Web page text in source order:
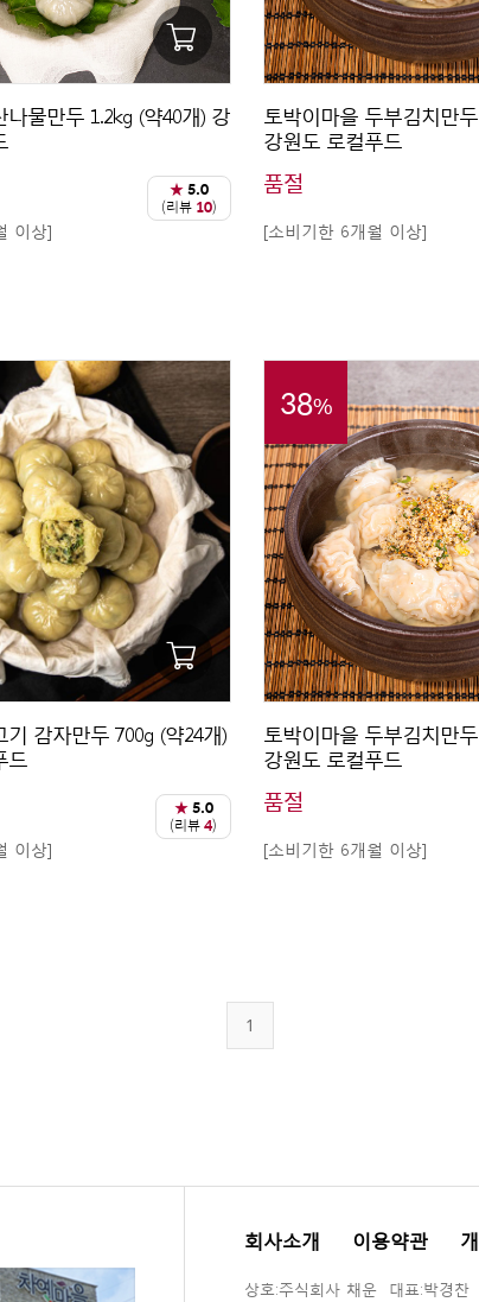
나물만두 1.2kg (약40개) 강
★5.0
(리뷰 10)
이상]
토박이마을 두부김치만
강원도 로컬푸드
품절
[소비기한 6개월 이상]
기 감자만두 700g (약24개)
드
★5.0
(리뷰4)
이상]
38%
토박이마을 두부김치만
강원도 로컬푸드
품절
[소비기한 6개월 이상]
1
회사소개 이용약관
상호:주식회사 채운 대표:박경찬